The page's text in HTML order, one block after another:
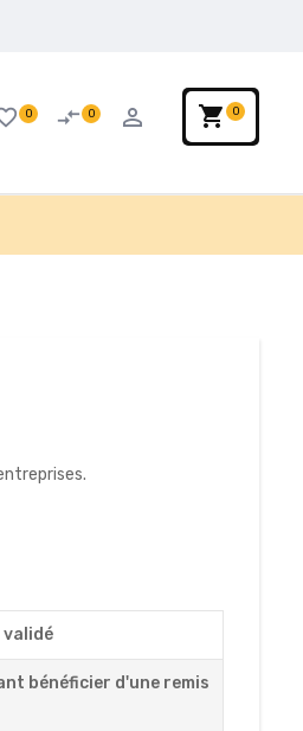
shopping_cart 0
person_outline
compare_arrows 0
0
validé
bénéficier d'une remis